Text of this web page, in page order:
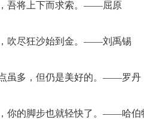
吾将上下而求索。——屈原
吹尽狂沙始到金。——刘禹锡
虽多，但仍是美好的。——罗丹
你的脚步也就轻快了。——哈伯